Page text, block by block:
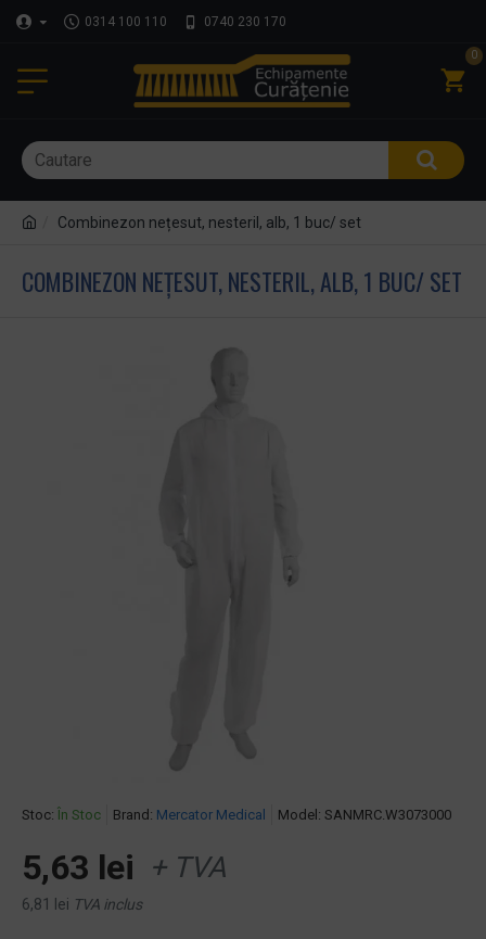
0314 100 110 0740 230 170
0
Combinezon nețesut, nesteril, alb, 1 buc/ set
COMBINEZON NEȚESUT, NESTERIL, ALB, 1 BUC/ SET
Stoc: În Stoc Brand: Mercator Medical Model: SANMRC.W3073000
5,63 lei + TVA
6,81 lei TVA inclus